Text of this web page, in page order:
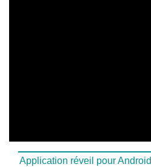
Application réveil pour